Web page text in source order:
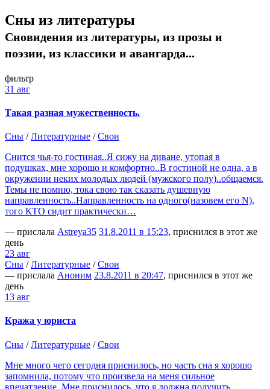
Сны из литературы
Сновидения из литературы, из прозы и
поэзии, из классики и авангарда...
фильтр
31 авг
Такая разная мужественность.
Сны /Литературные /Свои
Снится чья-то гостиная..Я сижу на диване, утопая в
подушках, мне хорошо и комфортно..В гостиной не одна, а в
окружении неких молодых людей (мужского полу)..общаемся.
Темы не помню, тока свою так сказать душевную
направленность..Направленность на одного(назовем его N),
того КТО сидит практически…
— прислала Аstreya35 31.8.2011 в 15:23, приснился в этот же
день
23 авг
Сны /Литературные /Свои
— прислала Аноним 23.8.2011 в 20:47, приснился в этот же
день
13 авг
Кража у юриста
Сны /Литературные /Свои
Мне много чего сегодня приснилось, но часть сна я хорошо
запомнила, потому что произвела на меня сильное
впечатление. Мне приснилось, что я должна получить